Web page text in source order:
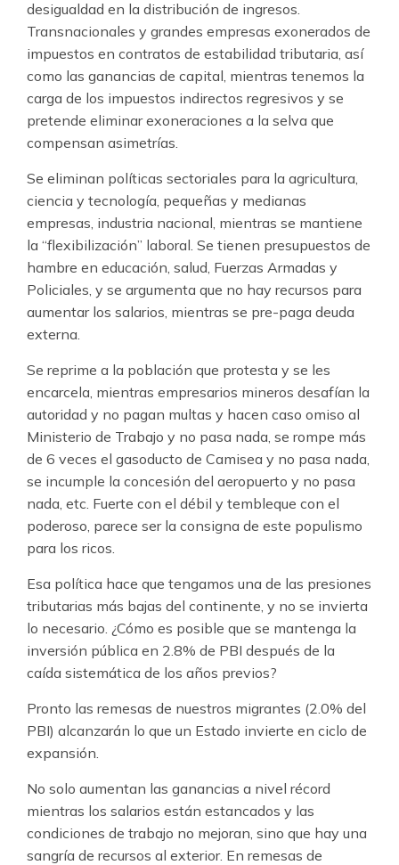
desigualdad en la distribución de ingresos.
Transnacionales y grandes empresas exonerados de
impuestos en contratos de estabilidad tributaria, así
como las ganancias de capital, mientras tenemos la
carga de los impuestos indirectos regresivos y se
pretende eliminar exoneraciones a la selva que
compensan asimetrías.
Se eliminan políticas sectoriales para la agricultura,
ciencia y tecnología, pequeñas y medianas
empresas, industria nacional, mientras se mantiene
la “flexibilización” laboral. Se tienen presupuestos de
hambre en educación, salud, Fuerzas Armadas y
Policiales, y se argumenta que no hay recursos para
aumentar los salarios, mientras se pre-paga deuda
externa.
Se reprime a la población que protesta y se les
encarcela, mientras empresarios mineros desafían la
autoridad y no pagan multas y hacen caso omiso al
Ministerio de Trabajo y no pasa nada, se rompe más
de 6 veces el gasoducto de Camisea y no pasa nada,
se incumple la concesión del aeropuerto y no pasa
nada, etc. Fuerte con el débil y tembleque con el
poderoso, parece ser la consigna de este populismo
para los ricos.
Esa política hace que tengamos una de las presiones
tributarias más bajas del continente, y no se invierta
lo necesario. ¿Cómo es posible que se mantenga la
inversión pública en 2.8% de PBI después de la
caída sistemática de los años previos?
Pronto las remesas de nuestros migrantes (2.0% del
PBI) alcanzarán lo que un Estado invierte en ciclo de
expansión.
No solo aumentan las ganancias a nivel récord
mientras los salarios están estancados y las
condiciones de trabajo no mejoran, sino que hay una
sangría de recursos al exterior. En remesas de